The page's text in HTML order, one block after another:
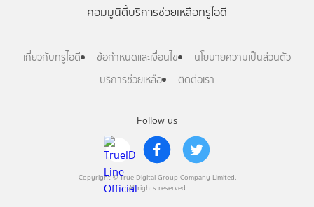
Follow us
Copyright © True Digital Group Company Limited.
All rights reserved
คอมมูนิตี้บริการช่วยเหลือทรูไอดี
เกี่ยวกับทรูไอดี ข้อกำหนดและเงื่อนไข
นโยบายความเป็นส่วนตัว
บริการช่วยเหลือ
ติดต่อเรา